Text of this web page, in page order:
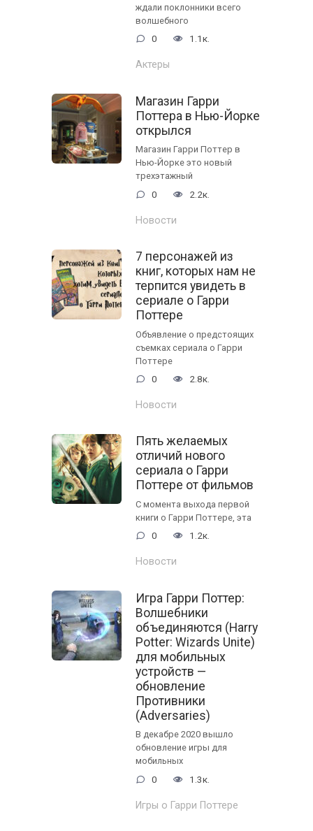
ждали поклонники всего
волшебного
0 1.1к.
Актеры
Магазин Гарри
Поттера в Нью-Йорке
открылся
Магазин Гарри Поттер в
Нью-Йорке это новый
трехэтажный
0 2.2к.
Новости
7 персонажей из
книг, которых нам не
терпится увидеть в
сериале о Гарри
Поттере
Объявление о предстоящих
съемках сериала о Гарри
Поттере
0 2.8к.
Новости
Пять желаемых
отличий нового
сериала о Гарри
Поттере от фильмов
С момента выхода первой
книги о Гарри Поттере, эта
0 1.2к.
Новости
Игра Гарри Поттер:
Волшебники
объединяются (Harry
Potter: Wizards Unite)
для мобильных
устройств —
обновление
Противники
(Adversaries)
В декабре 2020 вышло
обновление игры для
мобильных
0 1.3к.
Игры о Гарри Поттере